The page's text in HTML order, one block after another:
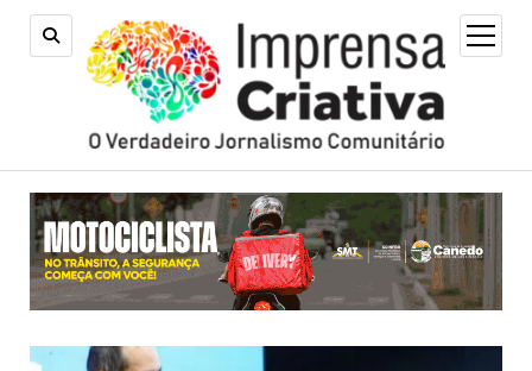
open
menu